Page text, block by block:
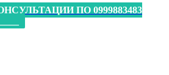
ПО 0999883483